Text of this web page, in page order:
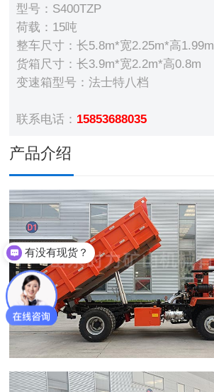
型号：S400TZP
荷载：15吨
整车尺寸：长5.8m*宽2.25m*高1.99m
货箱尺寸：长3.9m*宽2.2m*高0.8m
变速箱型号：法士特八档
联系电话： 15853688035
产品介绍
有没有现货？